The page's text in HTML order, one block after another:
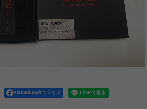
Facebookでシェア